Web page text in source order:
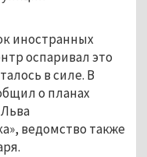
иностранных
оспаривал это
в силе. В
о планах
ведомство также